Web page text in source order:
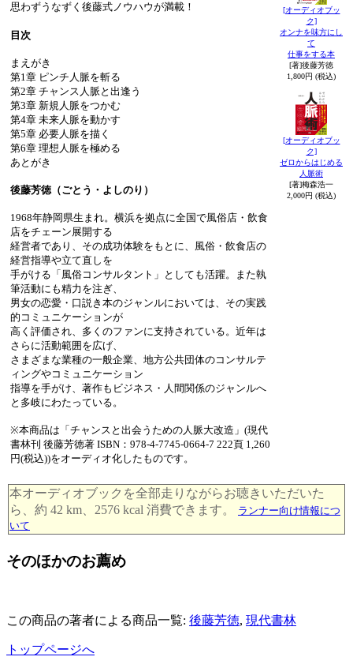
思わずうなずく後藤式ノウハウが満載！
目次
まえがき
第1章 ピンチ人脈を斬る
第2章 チャンス人脈と出逢う
第3章 新規人脈をつかむ
第4章 未来人脈を動かす
第5章 必要人脈を描く
第6章 理想人脈を極める
あとがき
後藤芳徳（ごとう・よしのり）
1968年静岡県生まれ。横浜を拠点に全国で風俗店・飲食
店をチェーン展開する
経営者であり、その成功体験をもとに、風俗・飲食店の
経営指導や立て直しを
手がける「風俗コンサルタント」としても活躍。また執
筆活動にも精力を注ぎ、
男女の恋愛・口説き本のジャンルにおいては、その実践
的コミュニケーションが
高く評価され、多くのファンに支持されている。近年は
さらに活動範囲を広げ、
さまざまな業種の一般企業、地方公共団体のコンサルテ
ィングやコミュニケーション
指導を手がけ、著作もビジネス・人間関係のジャンルへ
と多岐にわたっている。
※本商品は「チャンスと出会うための人脈大改造」(現代
書林刊 後藤芳徳著 ISBN：978-4-7745-0664-7 222頁 1,260
円(税込))をオーディオ化したものです。
[オーディオブッ
ク]
オンナを味方にし
て
仕事をする本
[著]後藤芳徳
1,800円 (税込)
[オーディオブッ
ク]
ゼロからはじめる
人脈術
[著]梅森浩一
2,000円 (税込)
本オーディオブックを全部走りながらお聴きいただいた
ら、約 42 km、2576 kcal 消費できます。
ランナー向け情報につ
いて
そのほかのお薦め
この商品の著者による商品一覧: 後藤芳徳, 現代書林
トップページへ